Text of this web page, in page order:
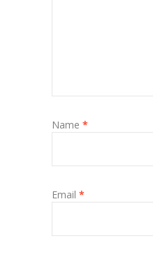
Name *
Email *